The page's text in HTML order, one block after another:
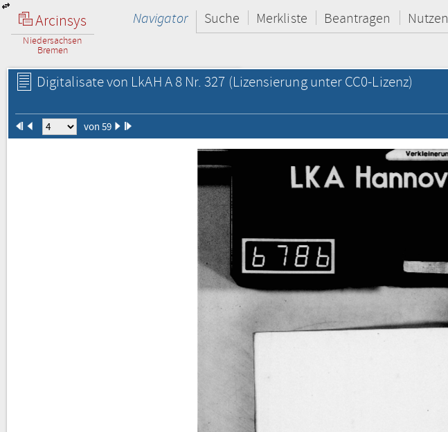
Arcinsys
Niedersachsen
Bremen
Navigator Suche Merkliste Beantragen Nutzen
Digitalisate von LkAH A 8 Nr. 327 (Lizensierung unter CC0-Lizenz)
von 59